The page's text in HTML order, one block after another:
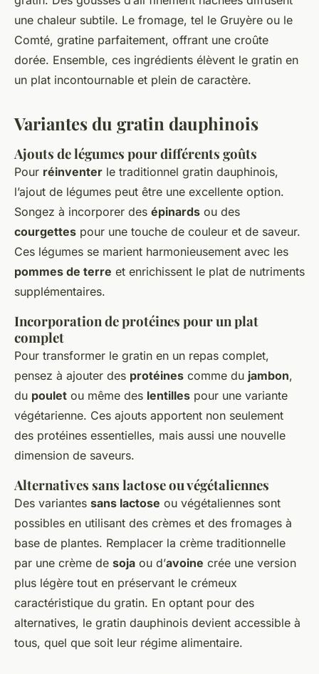
une chaleur subtile. Le fromage, tel le Gruyère ou le
Comté, gratine parfaitement, offrant une croûte
dorée. Ensemble, ces ingrédients élèvent le gratin en
un plat incontournable et plein de caractère.
Variantes du gratin dauphinois
Ajouts de légumes pour différents goûts
Pour réinventer le traditionnel gratin dauphinois,
l’ajout de légumes peut être une excellente option.
Songez à incorporer des épinards ou des
courgettes pour une touche de couleur et de saveur.
Ces légumes se marient harmonieusement avec les
pommes de terre et enrichissent le plat de nutriments
supplémentaires.
Incorporation de protéines pour un plat
complet
Pour transformer le gratin en un repas complet,
pensez à ajouter des protéines comme du jambon,
du poulet ou même des lentilles pour une variante
végétarienne. Ces ajouts apportent non seulement
des protéines essentielles, mais aussi une nouvelle
dimension de saveurs.
Alternatives sans lactose ou végétaliennes
Des variantes sans lactose ou végétaliennes sont
possibles en utilisant des crèmes et des fromages à
base de plantes. Remplacer la crème traditionnelle
par une crème de soja ou d’avoine crée une version
plus légère tout en préservant le crémeux
caractéristique du gratin. En optant pour des
alternatives, le gratin dauphinois devient accessible à
tous, quel que soit leur régime alimentaire.